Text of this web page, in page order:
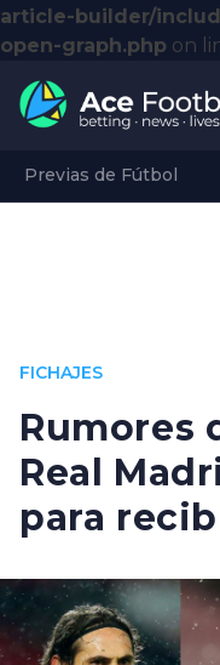
article-builder/
open-graph.php on
Previas de Fútbol
FICHAJES
Rumores
Real
para